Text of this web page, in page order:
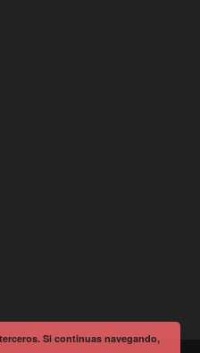
Si continuas navegando,